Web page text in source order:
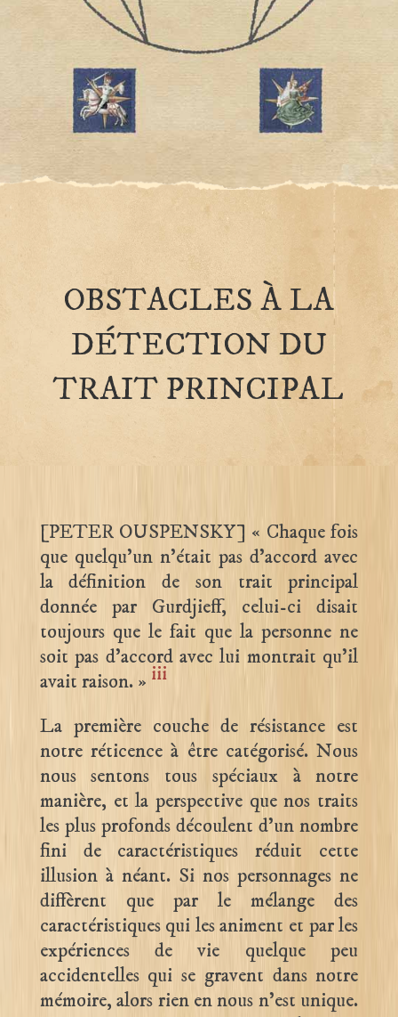
OBSTACLES À LA
DÉTECTION DU
TRAIT PRINCIPAL
[PETER OUSPENSKY] « Chaque fois
que quelqu’un n’était pas d’accord avec
la définition de son trait principal
donnée par Gurdjieff, celui-ci disait
toujours que le fait que la personne ne
soit pas d’accord avec lui montrait qu’il
avait raison. » iii
La première couche de résistance est
notre réticence à être catégorisé. Nous
nous sentons tous spéciaux à notre
manière, et la perspective que nos traits
les plus profonds découlent d’un nombre
fini de caractéristiques réduit cette
illusion à néant. Si nos personnages ne
diffèrent que par le mélange des
caractéristiques qui les animent et par les
expériences de vie quelque peu
accidentelles qui se gravent dans notre
mémoire, alors rien en nous n’est unique.